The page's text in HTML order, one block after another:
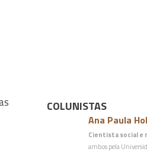
COLUNISTAS
Ana Paula
Cientista social e
ambos pela